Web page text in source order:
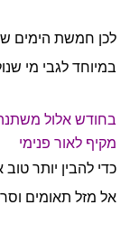
לכן חמשת הימים
במיוחד לגבי מי
בחודש אלול
מקיף לאור פנימי
כדי להבין יותר
אל מזל תאומים